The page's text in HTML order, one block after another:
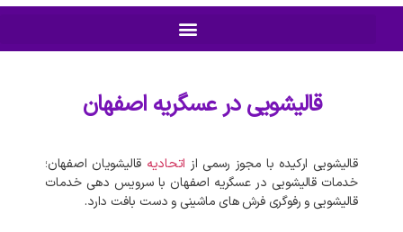
قالیشویی درعسگریه اصفهان
قالیشویی ارکیده با مجوز رسمی از اتحادیه قالیشویان اصفهان؛
خدمات قالیشویی در عسگریه اصفهان با سرویس دهی خدمات
قالیشویی و رفوگری فرش های ماشینی و دست بافت دارد.